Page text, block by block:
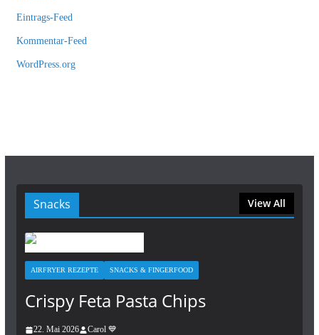
Eintrags-Feed
Kommentar-Feed
WordPress.org
Snacks View All
AIRFRYER REZEPTE SNACKS & FINGERFOOD
Crispy Feta Pasta Chips
22. Mai 2026 Carol 💙